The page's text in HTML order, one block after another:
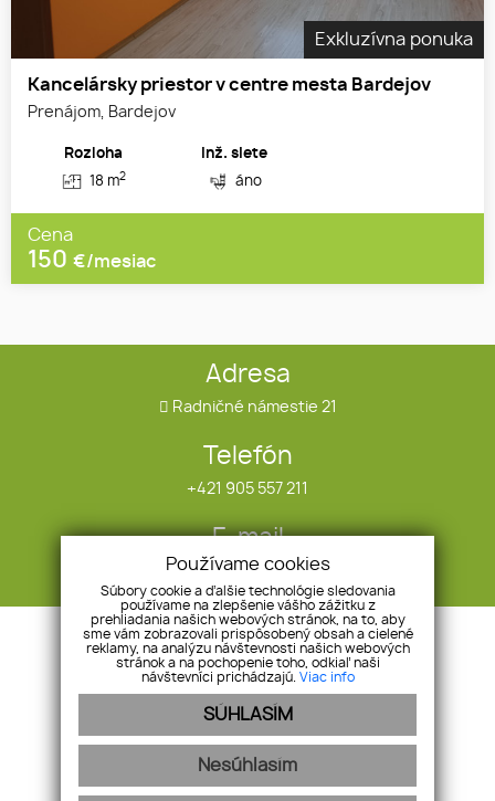
Exkluzívna ponuka
Kancelársky priestor v centre mesta Bardejov
Prenájom, Bardejov
Rozloha
18 m2
Inž. siete
áno
Cena
150 €/mesiac
Adresa
Radničné námestie 21
Telefón
+421 905 557 211
E-mail
infotrend@infotrend.sk
Úvod
O nás
Kontakt
Ponuka/dopyt
Referencie
Cookies
Používame cookies
Súbory cookie a ďalšie technológie sledovania
používame na zlepšenie vášho zážitku z
prehliadania našich webových stránok, na to, aby
sme vám zobrazovali prispôsobený obsah a cielené
reklamy, na analýzu návštevnosti našich webových
stránok a na pochopenie toho, odkiaľ naši
návštevníci prichádzajú. Viac info
SÚHLASÍM
Nesúhlasím